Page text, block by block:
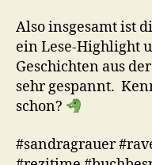
Also insgesamt ist
ein Lese-Highlight
Geschichten aus
sehr gespannt.
schon?
#sandragrauer